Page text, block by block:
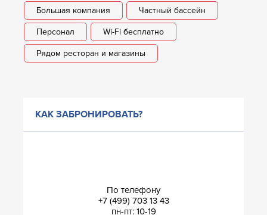
Большая компания Частный бассейн
Персонал Wi-Fi бесплатно
Рядом ресторан и магазины
КАК ЗАБРОНИРОВАТЬ?
По телефону
+7 (499) 703 13 43
пн-пт: 10-19